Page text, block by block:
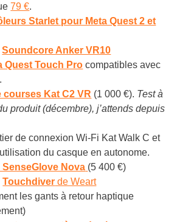
79 €.
Starlet pour Meta Quest 2 et
Soundcore Anker VR10
Quest Touch Pro compatibles avec
courses Kat C2 VR (1 000 €). Test à
produit (décembre), j’attends depuis
de connexion Wi-Fi Kat Walk C et
du casque en autonome.
Nova (5 400 €)
Touchdiver de Weart
les gants à retour haptique